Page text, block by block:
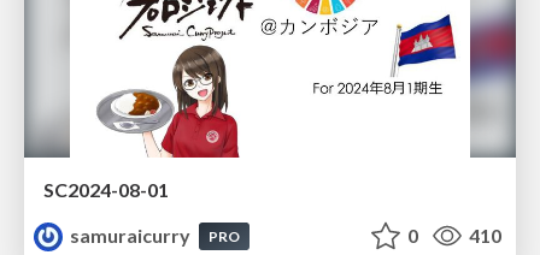
SC2024-08-01
samuraicurry
PRO 0 410